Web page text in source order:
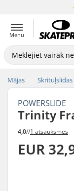
Menu
Mājas Skrituļslidas
POWERSLIDE
Trinity
4,0//1 atsauksmes
EUR